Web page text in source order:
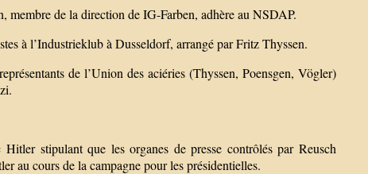
de la direction de IG-Farben, adhère au NSDAP.
à l’Industrieklub à Dusseldorf, arrangé par Fritz Thyssen.
de l’Union des aciéries (Thyssen, Poensgen, Vögler)
stipulant que les organes de presse contrôlés par Reusch
au cours de la campagne pour les présidentielles.